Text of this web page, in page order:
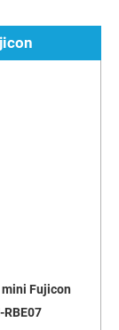
mini Fujicon
RBE07